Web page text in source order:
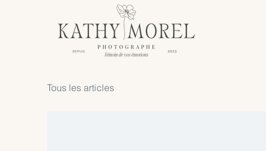
Tous les articles